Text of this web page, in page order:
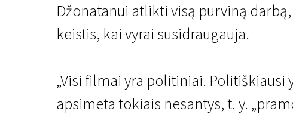
Draugas iš Amerikos
2 val. 5 min. | Drama, Kriminalinis, Mistinis | N/A
Džonatanui atlikti visą purviną
keistis, kai vyrai susidraugauja.
„Visi filmai yra politiniai. Politiškiausi
apsimeta tokiais nesantys, t. y.